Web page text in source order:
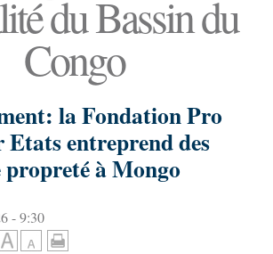
du Bassin du
Congo
la Fondation Pro
entreprend des
à Mongo
- 9:30